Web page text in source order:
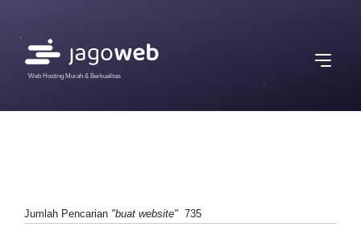
Web Hosting Murah & Berkualitas
Jumlah Pencarian "buat website" 735